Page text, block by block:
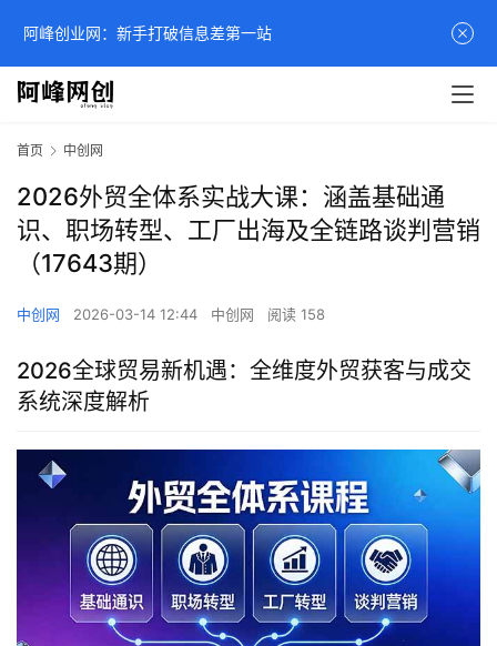
首页 中创网
2026外贸全体系实战大课：涵盖基础通
识、职场转型、工厂出海及全链路谈判营销
（17643期）
中创网 2026-03-14 12:44 中创网 阅读 158
2026全球贸易新机遇：全维度外贸获客与成交
系统深度解析
阿峰创业网：新手打破信息差第一站